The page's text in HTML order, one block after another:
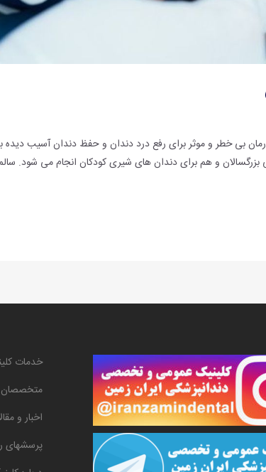
و موثر برای رفع درد دندان و حفظ دندان آسیب دیده
و هم برای دندان های شیری کودکان انجام می شود.
خدمات
متخصصان
اخبار و
پرسشهای